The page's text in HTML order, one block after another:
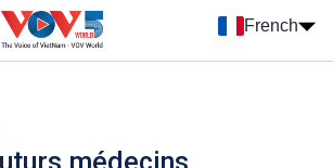
French
médecins